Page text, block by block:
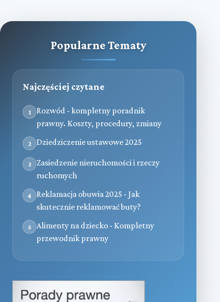
Popularne Tematy
Najczęściej czytane
1
Rozwód - kompletny poradnik
prawny. Koszty, procedury, zmiany
2 Dziedziczenie ustawowe 2025
3
Zasiedzenie nieruchomości i rzeczy
ruchomych
4
Reklamacja obuwia 2025 - Jak
skutecznie reklamować buty?
5
Alimenty na dziecko - Kompletny
przewodnik prawny